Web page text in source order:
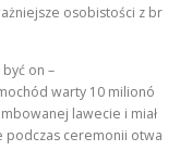
osobistości z br
on –
warty 10 milionó
lawecie i miał
podczas ceremonii otwa